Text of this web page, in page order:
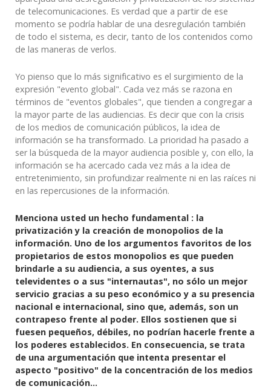
de telecomunicaciones. Es verdad que a partir de ese
momento se podría hablar de una desregulación también
de todo el sistema, es decir, tanto de los contenidos como
de las maneras de verlos.
Yo pienso que lo más significativo es el surgimiento de la
expresión "evento global". Cada vez más se razona en
términos de "eventos globales", que tienden a congregar a
la mayor parte de las audiencias. Es decir que con la crisis
de los medios de comunicación públicos, la idea de
información se ha transformado. La prioridad ha pasado a
ser la búsqueda de la mayor audiencia posible y, con ello, la
información se ha acercado cada vez más a la idea de
entretenimiento, sin profundizar realmente ni en las raíces ni
en las repercusiones de la información.
Menciona usted un hecho fundamental : la
privatización y la creación de monopolios de la
información. Uno de los argumentos favoritos de los
propietarios de estos monopolios es que pueden
brindarle a su audiencia, a sus oyentes, a sus
televidentes o a sus "internautas", no sólo un mejor
servicio gracias a su peso económico y a su presencia
nacional e internacional, sino que, además, son un
contrapeso frente al poder. Ellos sostienen que si
fuesen pequeños, débiles, no podrían hacerle frente a
los poderes establecidos. En consecuencia, se trata
de una argumentación que intenta presentar el
aspecto "positivo" de la concentración de los medios
de comunicación...